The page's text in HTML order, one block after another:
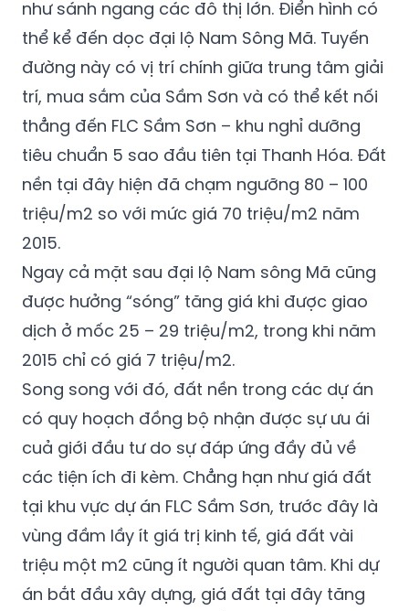
như sánh ngang các đô thị lớn. Điển hình có
thể kể đến dọc đại lộ Nam Sông Mã. Tuyến
đường này có vị trí chính giữa trung tâm giải
trí, mua sắm của Sầm Sơn và có thể kết nối
thẳng đến FLC Sầm Sơn – khu nghỉ dưỡng
tiêu chuẩn 5 sao đầu tiên tại Thanh Hóa. Đất
nền tại đây hiện đã chạm ngưỡng 80 – 100
triệu/m2 so với mức giá 70 triệu/m2 năm
2015.
Ngay cả mặt sau đại lộ Nam sông Mã cũng
được hưởng “sóng” tăng giá khi được giao
dịch ở mốc 25 – 29 triệu/m2, trong khi năm
2015 chỉ có giá 7 triệu/m2.
Song song với đó, đất nền trong các dự án
có quy hoạch đồng bộ nhận được sự ưu ái
cuả giới đầu tư do sự đáp ứng đầy đủ về
các tiện ích đi kèm. Chẳng hạn như giá đất
tại khu vực dự án FLC Sầm Sơn, trước đây là
vùng đầm lầy ít giá trị kinh tế, giá đất vài
triệu một m2 cũng ít người quan tâm. Khi dự
án bắt đầu xây dựng, giá đất tại đây tăng